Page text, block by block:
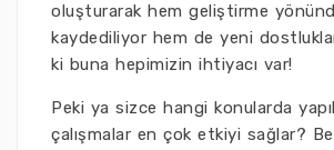
oluşturarak hem geliştirme
kaydediliyor hem de yeni
ki buna hepimizin ihtiyacı var!
Peki ya sizce hangi konularda
çalışmalar en çok etkiyi sağlar?